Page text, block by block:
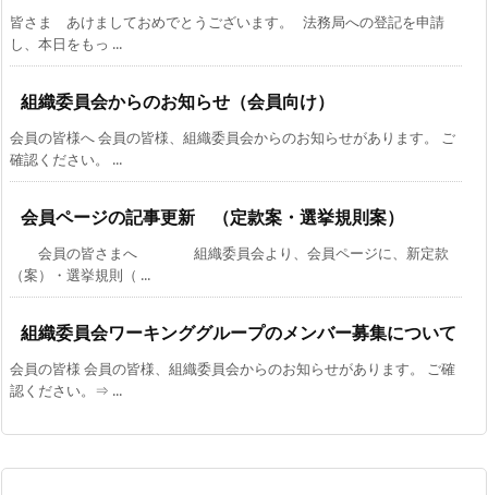
皆さま あけましておめでとうございます。 法務局への登記を申請
し、本日をもっ ...
組織委員会からのお知らせ（会員向け）
会員の皆様へ 会員の皆様、組織委員会からのお知らせがあります。 ご
確認ください。 ...
会員ページの記事更新 （定款案・選挙規則案）
会員の皆さまへ 組織委員会より、会員ページに、新定款
（案）・選挙規則（ ...
組織委員会ワーキンググループのメンバー募集について
会員の皆様 会員の皆様、組織委員会からのお知らせがあります。 ご確
認ください。⇒ ...